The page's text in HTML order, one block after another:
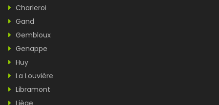
Charleroi
Gand
Gembloux
Genappe
Huy
La Louvière
Libramont